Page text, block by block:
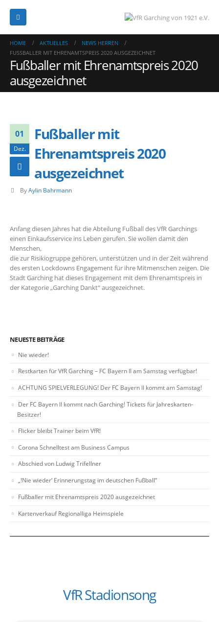
HOME AKTUELLES
NEWS HERREN
FUSSBALLER MIT EHRENAMTSPREIS 2020 AUSGEZEICHNET
Fußballer mit Ehrenamtspreis 2020
ausgezeichnet
01
Dez.
Fußballer mit
Ehrenamtspreis 2020
ausgezeichnet
By Aylin Bahrmann
Anfang diesen Jahres hat die Abteilung Fußball des VfR Garchings
einen Einkaufsservice ins Leben gerufen. Sie wollen damit den
Menschen,
die zur Risikiogruppe gehören, unterstützen und in der Zeit während
des ersten Lockdowns Engagement für ihre Mitmenschen zeigen. Die
Stadt Garching hat dieses Engagement mit dem Ehrenamtspreis in
der Kategorie „Garching Dankt“ ausgezeichnet.
NEUESTE BEITRÄGE
Nie wieder!
Restkarten für VfR Garching – FC Bayern II am Samstag verfügbar!
ACHTUNG SPIELVERLEGUNG! Der FC Bayern II kommt am Samstag!
Der FC Bayern II kommt nach Garching! Tickets für Jahreskarten-
Besitzer!
Flicker bleibt Trainer beim VfR!
Corona Schnelltest am Business Campus
Abschied von Ludwig Trifellner
„!Nie wieder‘ Erinnerungstag im deutschen Fußball“
Fußballer mit Ehrenamtspreis 2020 ausgezeichnet
Kartenverkauf Regionalliga Heimspiele
VfR Stadionsong